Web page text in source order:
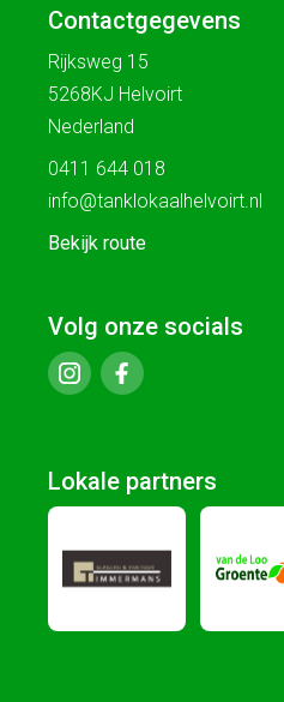
Contactgegevens
Rijksweg 15
5268KJ Helvoirt
Nederland
0411 644 018
info@tanklokaalhelvoirt.nl
Bekijk route
Volg onze socials
Lokale partners